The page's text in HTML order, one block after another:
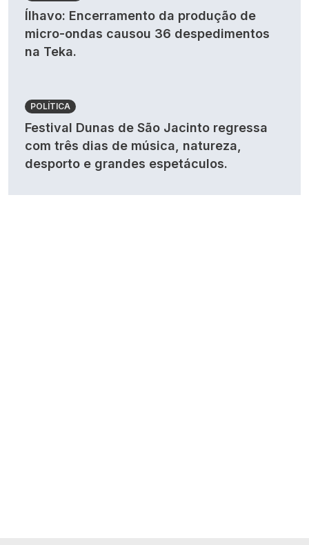
Ílhavo: Encerramento da produção de
micro-ondas causou 36 despedimentos
na Teka.
POLÍTICA
Festival Dunas de São Jacinto regressa
com três dias de música, natureza,
desporto e grandes espetáculos.